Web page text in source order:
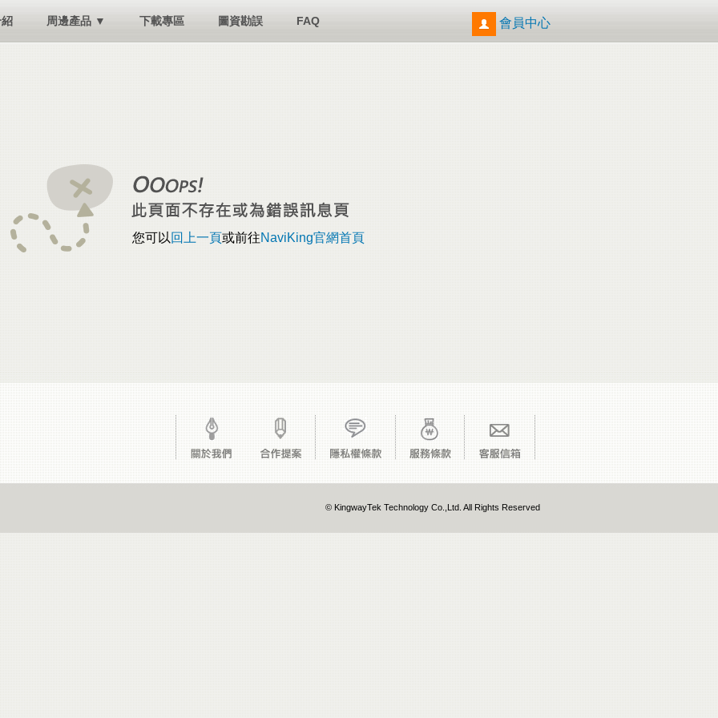
周邊產品 ▼ 下載專區 圖資勘誤 FAQ 會員中心
您可以 回上一頁或前往NaviKing官網首頁
© KingwayTek Technology Co.,Ltd. All Rights Reserved